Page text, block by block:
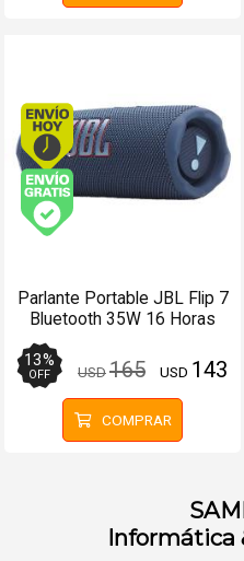
Envío hoy.
Envío gratis (Ver
Parlante Portable JBL Flip 7
Bluetooth 35W 16 Horas
13%
OFF USD165 USD 143
COMPRAR
Informática